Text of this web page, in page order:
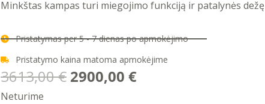
Minkštas kampas turi miegojimo funkciją ir patalynės dežę
Pristatymas per 5 - 7 dienas po apmokėjimo
Pristatymo kaina matoma apmokėjime
3613,00€ Original
2900,00 €Current
Neturime